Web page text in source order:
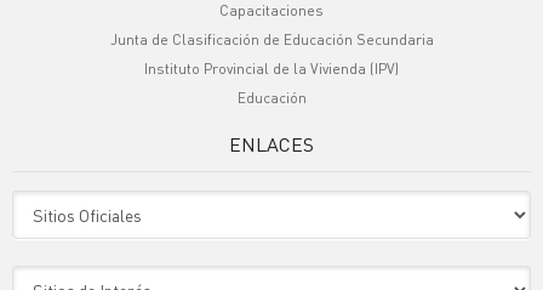
Capacitaciones
Junta de Clasificación de Educación Secundaria
Instituto Provincial de la Vivienda (IPV)
Educación
ENLACES